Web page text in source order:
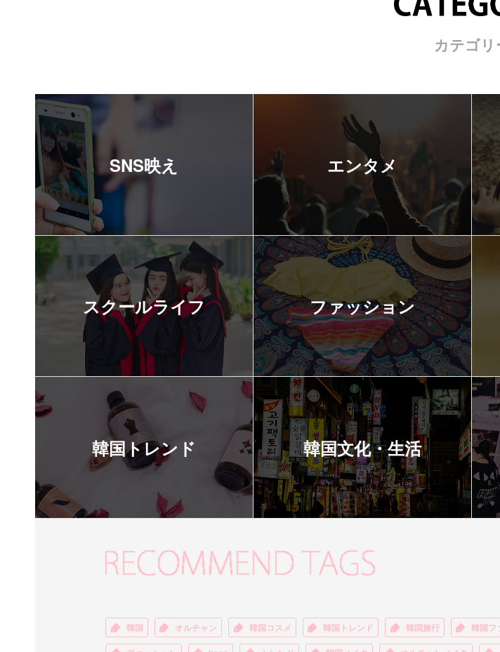
カテゴリ
SNS映え エンタメ
スクールライフ ファッション
韓国トレンド 韓国文化・生活
韓国 オルチャン 韓国コスメ 韓国トレンド 韓国旅行 韓国フ